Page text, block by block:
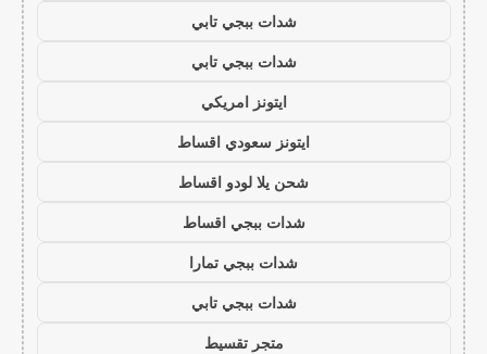
شدات ببجي تابي
شدات ببجي تابي
ايتونز امريكي
ايتونز سعودي اقساط
شحن يلا لودو اقساط
شدات ببجي اقساط
شدات ببجي تمارا
شدات ببجي تابي
متجر تقسيط